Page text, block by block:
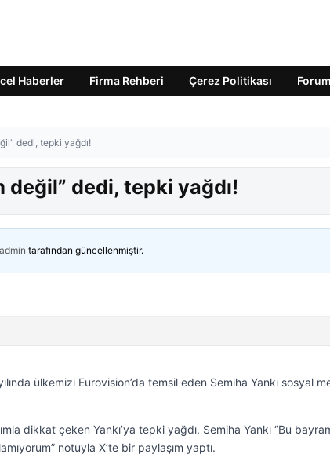
Haberler Firma Rehberi Çerez Politikası Forum
dedi, tepki yağdı!
değil” dedi, tepki yağdı!
admin tarafından güncellenmiştir.
ülkemizi Eurovision’da temsil eden Semiha Yankı sosyal
dikkat çeken Yankı’ya tepki yağdı. Semiha Yankı “Bu
notuyla X’te bir paylaşım yaptı.